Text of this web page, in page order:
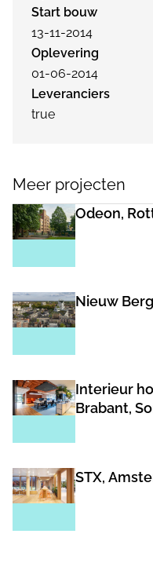
Start bouw
13-11-2014
Oplevering
01-06-2014
Leveranciers
true
Meer projecten
Odeon,
Nieuw
Interieur
Brabant,
STX,